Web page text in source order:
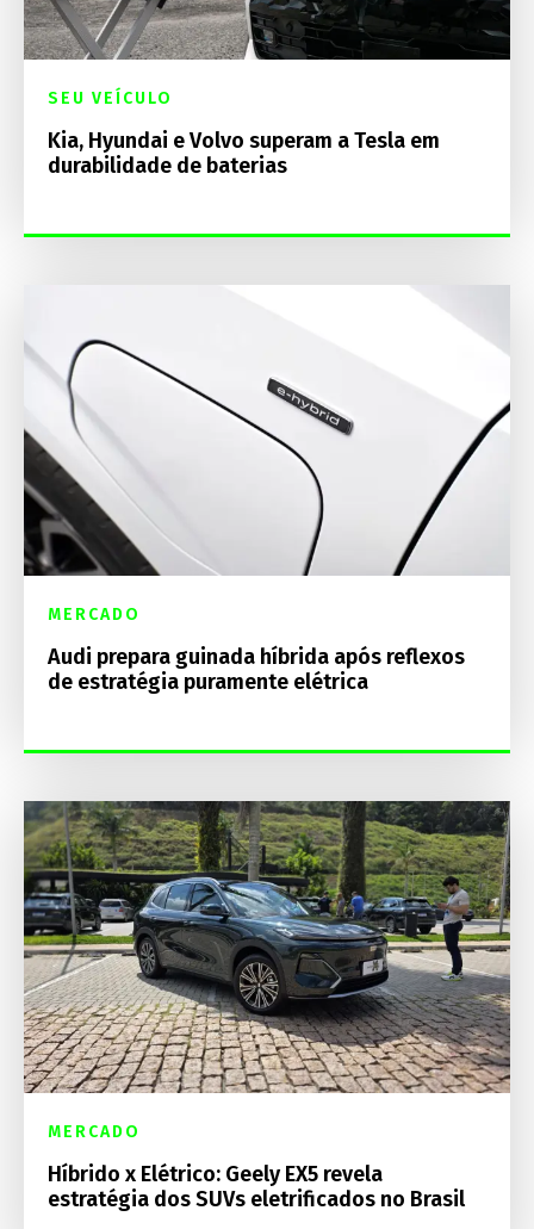
SEU VEÍCULO
Kia, Hyundai e Volvo superam a Tesla em
durabilidade de baterias
MERCADO
Audi prepara guinada híbrida após reflexos
de estratégia puramente elétrica
MERCADO
Híbrido x Elétrico: Geely EX5 revela
estratégia dos SUVs eletrificados no Brasil